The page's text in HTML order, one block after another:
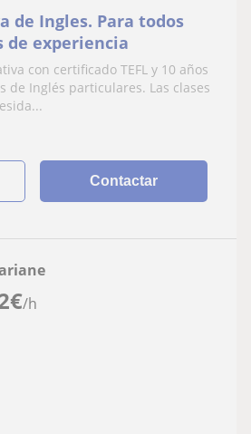
de Ingles. Para todos
de experiencia
con certificado TEFL y 10 años
de Inglés particulares. Las clases
Contactar
€/h